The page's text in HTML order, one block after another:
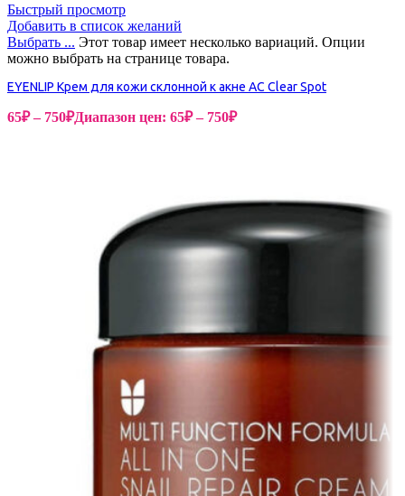
Быстрый просмотр
Добавить в список желаний
Выбрать ... Этот товар имеет несколько вариаций. Опции
можно выбрать на странице товара.
EYENLIP Крем для кожи склонной к акне AC Clear Spot
65₽ – 750₽Диапазон цен: 65₽ – 750₽